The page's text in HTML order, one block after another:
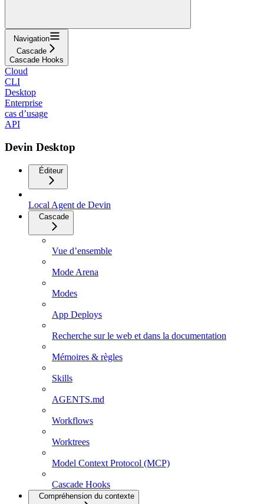
Navigation
Cascade
Cascade Hooks
Cloud
CLI
Desktop
Enterprise
cas d’usage
API
Devin Desktop
Éditeur
Local Agent de Devin
Cascade
Vue d’ensemble
Mode Arena
Modes
App Deploys
Recherche sur le web et dans la documentation
Mémoires & règles
Skills
AGENTS.md
Workflows
Worktrees
Model Context Protocol (MCP)
Cascade Hooks
Compréhension du contexte